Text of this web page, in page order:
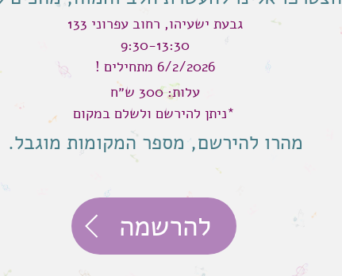
גבעת ישעיהו, רחוב עפרוני 133
9:30-13:30
6/2/2026 מתחילים !
עלות: 300 ש״ח
*ניתן להירשם ולשלם במקום
מהרו להירשם, מספר המקומות מוגבל.
להרשמה